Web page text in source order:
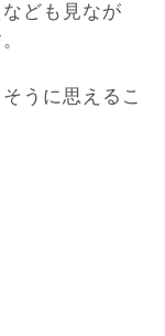
ども見なが
うに思えるこ